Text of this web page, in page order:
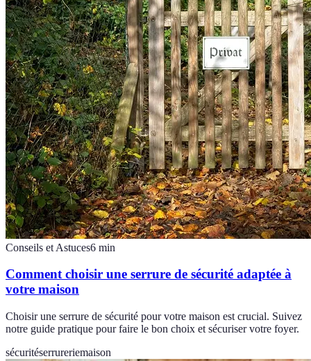
Conseils et Astuces6 min
Comment choisir une serrure de sécurité adaptée à
votre maison
Choisir une serrure de sécurité pour votre maison est crucial. Suivez
notre guide pratique pour faire le bon choix et sécuriser votre foyer.
sécuritéserrureriemaison